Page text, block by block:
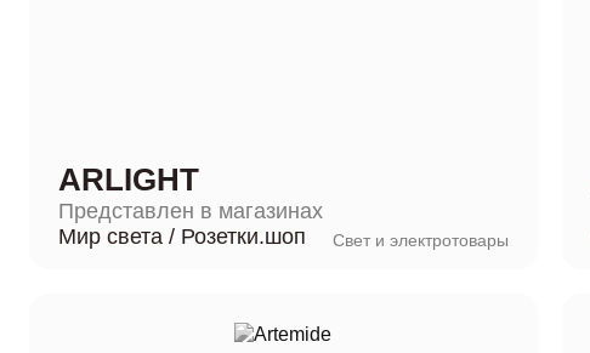
ARLIGHT
Представлен в магазинах
Мир света / Розетки.шоп Свет и электротовары